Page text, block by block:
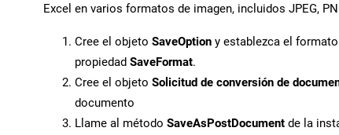
Excel en varios formatos de imagen, incluidos JPEG,
Cree el objeto SaveOption y establezca el
propiedad SaveFormat.
Cree el objeto Solicitud de conversión de
documento
Llame al método SaveAsPostDocument de la